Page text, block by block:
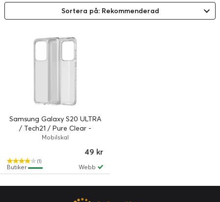
Sortera på: Rekommenderad
Samsung Galaxy S20 ULTRA
/ Tech21 / Pure Clear -
Transparent
Mobilskal
(1)
49 kr
Webb
Butiker